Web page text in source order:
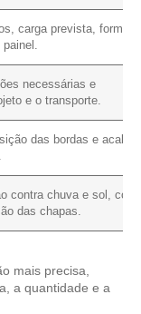
carga prevista, forma
painel.
necessárias e
e o transporte.
das bordas e
contra chuva e sol,
das chapas.
mais precisa,
a quantidade e a